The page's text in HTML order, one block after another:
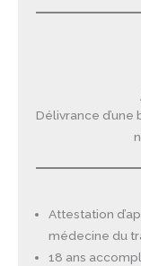
Délivrance
Attestation
médecine du
18 ans